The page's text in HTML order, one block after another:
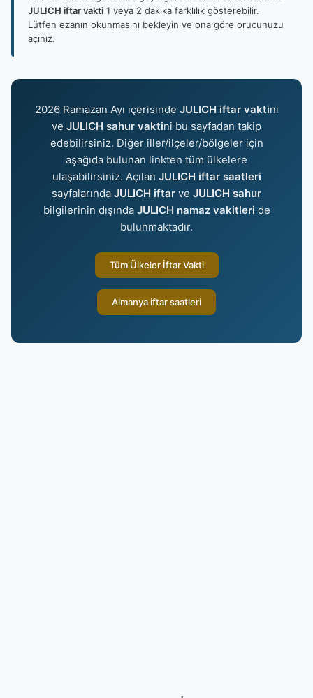
JULICH iftar vakti 1 veya 2 dakika farklılık gösterebilir.
Lütfen ezanın okunmasını bekleyin ve ona göre orucunuzu
açınız.
2026 Ramazan Ayı içerisinde JULICH iftar vaktini
ve JULICH sahur vaktini bu sayfadan takip
edebilirsiniz. Diğer iller/ilçeler/bölgeler için
aşağıda bulunan linkten tüm ülkelere
ulaşabilirsiniz. Açılan JULICH iftar saatleri
sayfalarında JULICH iftar ve JULICH sahur
bilgilerinin dışında JULICH namaz vakitleri de
bulunmaktadır.
Tüm Ülkeler İftar Vakti
Almanya iftar saatleri